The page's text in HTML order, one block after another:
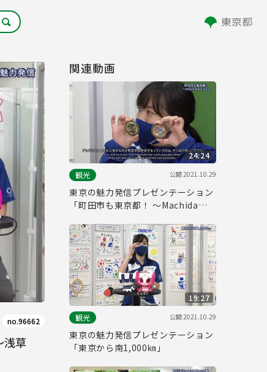
no.96662
浅草
関連動画
24:24
観光
公開2021.10.29
東京の魅力発信プレゼンテーション
「町田市も東京都！ ～Machida
19:27
観光
公開2021.10.29
東京の魅力発信プレゼンテーション
「東京から南1,000㎞」